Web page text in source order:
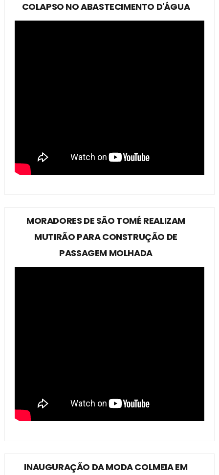
COLAPSO NO ABASTECIMENTO D'ÁGUA
MORADORES DE SÃO TOMÉ REALIZAM
MUTIRÃO PARA CONSTRUÇÃO DE
PASSAGEM MOLHADA
INAUGURAÇÃO DA MODA COLMEIA EM